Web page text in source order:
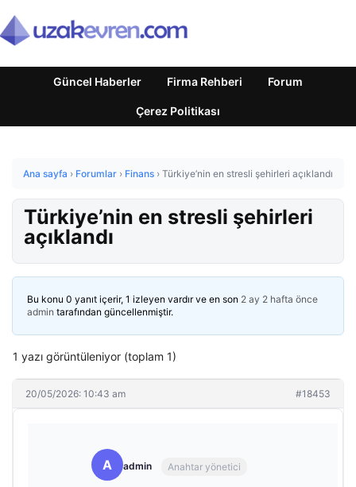
Güncel Haberler Firma Rehberi Forum
Çerez Politikası
Ana sayfa › Forumlar › Finans › Türkiye’nin en stresli şehirleri açıklandı
Türkiye’nin en stresli şehirleri
açıklandı
Bu konu 0 yanıt içerir, 1 izleyen vardır ve en son 2 ay 2 hafta önce
admin tarafından güncellenmiştir.
1 yazı görüntüleniyor (toplam 1)
20/05/2026: 10:43 am #18453
A admin Anahtar yönetici